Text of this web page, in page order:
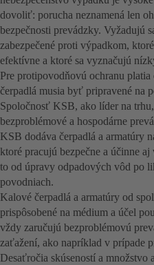
dovoliť: porucha neznamená len
bezpečnosti prevádzky. Vyžadujú
zabezpečené proti výpadkom,
efektívne a ktoré sa vyznačujú
Pre protipovodňovú ochranu
čerpadlá musia byť pripravené na
Spoločnosť KSB, ako líder na
bezproblémové a hospodárne
KSB dodáva čerpadlá a armatúry
ktoré pracujú bezpečne a účinne
to od úpravy odpadových vôd po
povodniach.
Kalové čerpadlá a armatúry od
prispôsobené na médium a účel
vždy zaručujú bezproblémovú
zaťažení, ako napríklad v prípade
Desaťročia skúseností a množstvo